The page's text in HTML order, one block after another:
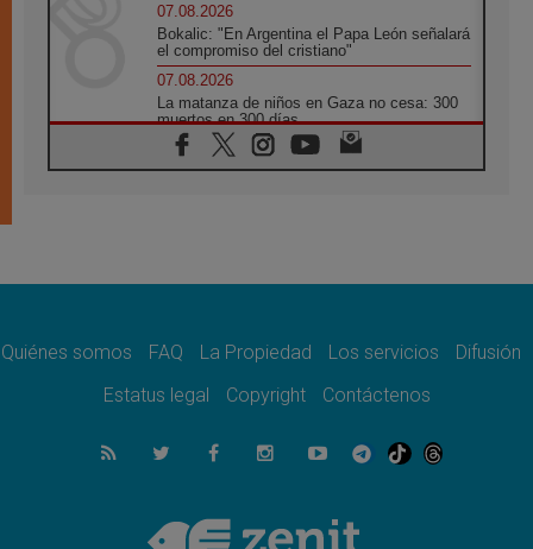
07.08.2026
Bokalic: "En Argentina el Papa León señalará
el compromiso del cristiano"
07.08.2026
La matanza de niños en Gaza no cesa: 300
muertos en 300 días
07.08.2026
Tagle: La guerra desfigura el mundo, solo la
como misión al servicio del Evangelio
SIGNIS 2026, dar voz a las religiosas en el
espacio público
07.08.2026
Lanzan un proyecto de empoderamiento
Programa oficial del Viaje Apostólico del
Quiénes somos FAQ La Propiedad Los servicios
Difusión
Estatus legal
Copyright Contáctenos